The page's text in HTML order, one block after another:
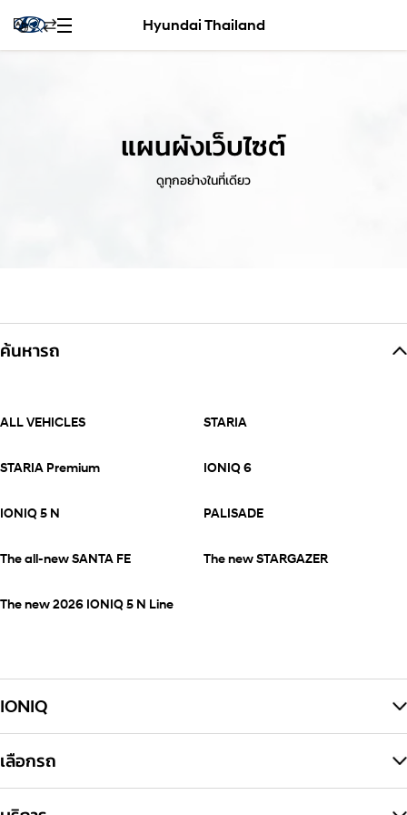
Hyundai Thailand
แผนผังเว็บไซต์
ดูทุกอย่างในที่เดียว
ค้นหารถ
ALL VEHICLES STARIA
STARIA Premium IONIQ 6
IONIQ 5 N PALISADE
The all-new SANTA FE The new STARGAZER
The new 2026 IONIQ 5 N Line
IONIQ
เลือกรถ